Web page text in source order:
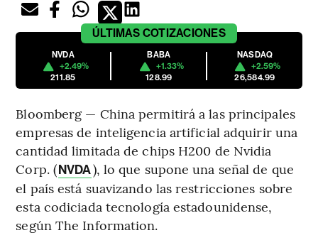
ÚLTIMAS COTIZACIONES
NVDA
+2.49%
211.85
BABA
+1.33%
128.99
NASDAQ
+2.59%
26,584.99
Bloomberg — China permitirá a las principales
empresas de inteligencia artificial adquirir una
cantidad limitada de chips H200 de Nvidia
Corp. (NVDA), lo que supone una señal de que
el país está suavizando las restricciones sobre
esta codiciada tecnología estadounidense,
según The Information.